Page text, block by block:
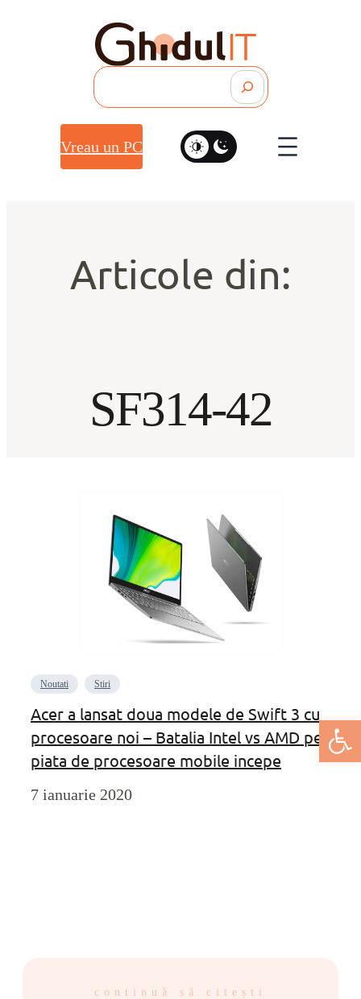
Deschide
Vreau un PC
Articole din:
SF314-42
Noutati Stiri
Acer a lansat doua modele de Swift 3 cu
procesoare noi – Batalia Intel vs AMD pe
piata de procesoare mobile incepe
7 ianuarie 2020
continuă să citești